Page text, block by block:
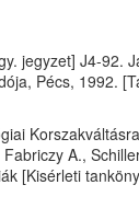
jegyzet] J4-92.
Pécs, 1992.
A.,
[Kisérleti